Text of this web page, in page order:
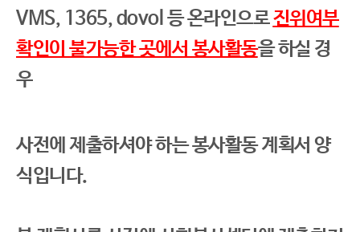
VMS, 1365, dovol 등 온라인으로진위여부
확인이 불가능한 곳에서 봉사활동을 하실 경
우
사전에 제출하셔야 하는 봉사활동 계획서 양
식입니다.